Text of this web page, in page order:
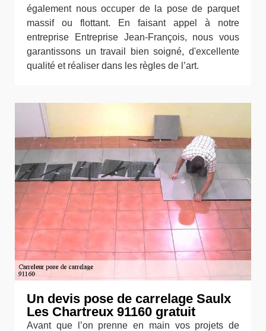
également nous occuper de la pose de parquet
massif ou flottant. En faisant appel à notre
entreprise Entreprise Jean-François, nous vous
garantissons un travail bien soigné, d'excellente
qualité et réaliser dans les règles de l’art.
Un devis pose de carrelage Saulx
Les Chartreux 91160 gratuit
Avant que l’on prenne en main vos projets de